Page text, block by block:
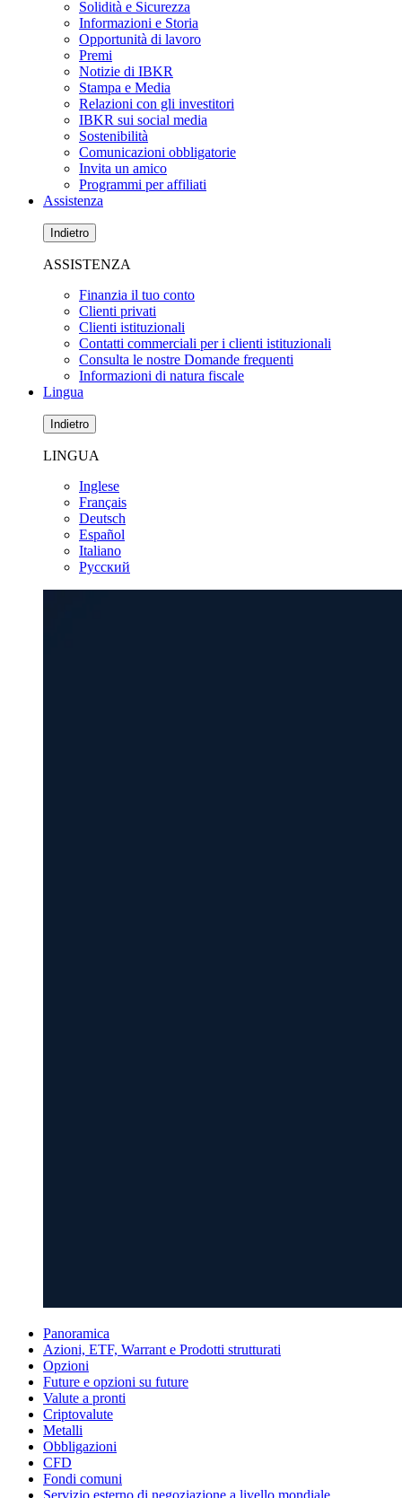
Solidità e Sicurezza
Informazioni e Storia
Opportunità di lavoro
Premi
Notizie di IBKR
Stampa e Media
Relazioni con gli investitori
IBKR sui social media
Sostenibilità
Comunicazioni obbligatorie
Invita un amico
Programmi per affiliati
Assistenza
Indietro
ASSISTENZA
Finanzia il tuo conto
Clienti privati
Clienti istituzionali
Contatti commerciali per i clienti istituzionali
Consulta le nostre Domande frequenti
Informazioni di natura fiscale
Lingua
Indietro
LINGUA
Inglese
Français
Deutsch
Español
Italiano
Pусский
Panoramica
Azioni, ETF, Warrant e Prodotti strutturati
Opzioni
Future e opzioni su future
Valute a pronti
Criptovalute
Metalli
Obbligazioni
CFD
Fondi comuni
Servizio esterno di negoziazione a livello mondiale